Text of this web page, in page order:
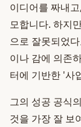
이디어를 짜내
모합니다. 하지
으로 잘못되었
이나 감에 의존
터에 기반한 '사
그의 성공 공식
것을 가장 잘 보